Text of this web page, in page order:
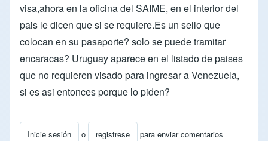
visa,ahora en la oficina del SAIME, en el interior del
pais le dicen que si se requiere.Es un sello que
colocan en su pasaporte? solo se puede tramitar
encaracas? Uruguay aparece en el listado de paises
que no requieren visado para ingresar a Venezuela,
si es asi entonces porque lo piden?
Inicie sesión o registrese para enviar comentarios